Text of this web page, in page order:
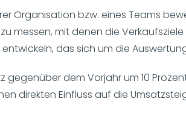
Organisation bzw. eines Teams
messen, mit denen die
das sich um die
gegenüber dem Vorjahr um 10
direkten Einfluss auf die